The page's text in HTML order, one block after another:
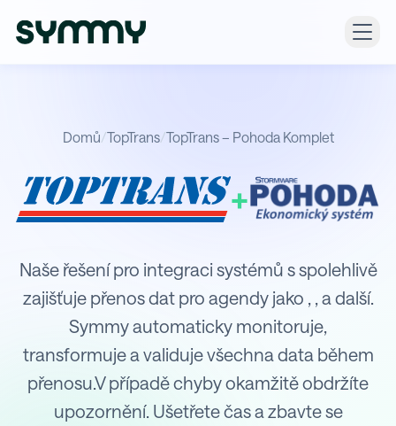
Domů/TopTrans/TopTrans – Pohoda Komplet
+
Integrace TopTrans s Pohoda
Naše řešení pro integraci systémů s spolehlivě
zajišťuje přenos dat pro agendy jako , , a další.
Symmy automaticky monitoruje,
transformuje a validuje všechna data během
přenosu.V případě chyby okamžitě obdržíte
upozornění. Ušetřete čas a zbavte se